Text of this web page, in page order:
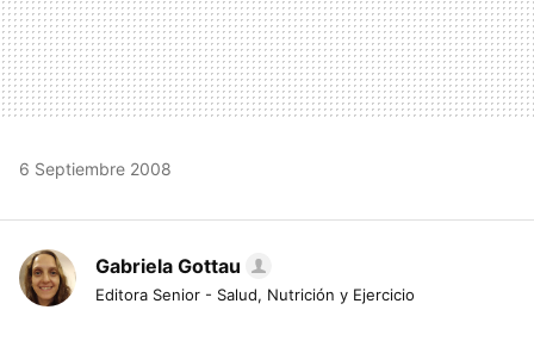
6 Septiembre 2008
Gabriela Gottau
Editora Senior - Salud, Nutrición y Ejercicio